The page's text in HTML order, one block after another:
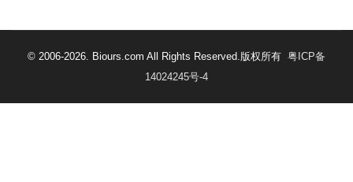
© 2006-2026. Biours.com All Rights Reserved.版权所有 粤ICP备
14024245号-4